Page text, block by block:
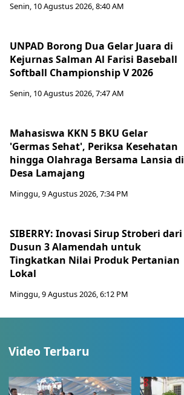
Senin, 10 Agustus 2026, 8:40 AM
UNPAD Borong Dua Gelar Juara di
Kejurnas Salman Al Farisi Baseball
Softball Championship V 2026
Senin, 10 Agustus 2026, 7:47 AM
Mahasiswa KKN 5 BKU Gelar
'Germas Sehat', Periksa Kesehatan
hingga Olahraga Bersama Lansia di
Desa Lamajang
Minggu, 9 Agustus 2026, 7:34 PM
SIBERRY: Inovasi Sirup Stroberi dari
Dusun 3 Alamendah untuk
Tingkatkan Nilai Produk Pertanian
Lokal
Minggu, 9 Agustus 2026, 6:12 PM
Video Terbaru